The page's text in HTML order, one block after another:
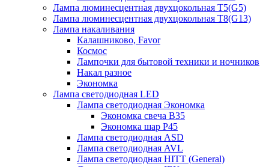
Лампа люминесцентная двухцокольная Т5(G5)
Лампа люминесцентная двухцокольная Т8(G13)
Лампа накаливания
Калашниково, Favor
Космос
Лампочки для бытовой техники и ночников
Накал разное
Экономка
Лампа светодиодная LED
Лампа светодиодная Экономка
Экономка свеча B35
Экономка шар P45
Лампа светодиодная ASD
Лампа светодиодная AVL
Лампа светодиодная HITT (General)